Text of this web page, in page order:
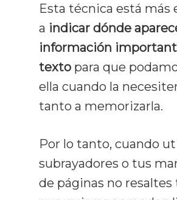
Esta técnica está más
a indicar dónde
información
texto para que
ella cuando la
tanto a memorizarla.
Por lo tanto, cuando
subrayadores o tus
de páginas no resaltes